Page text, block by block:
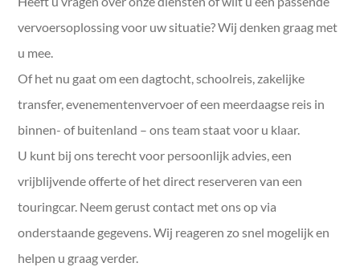
Zakelijk vervoer
vervoersoplossing voor uw situatie? Wij denken graag met
u mee.
Of het nu gaat om een dagtocht, schoolreis, zakelijke
transfer, evenementenvervoer of een meerdaagse reis in
binnen- of buitenland – ons team staat voor u klaar.
U kunt bij ons terecht voor persoonlijk advies, een
vrijblijvende offerte of het direct reserveren van een
touringcar. Neem gerust contact met ons op via
onderstaande gegevens. Wij reageren zo snel mogelijk en
helpen u graag verder.